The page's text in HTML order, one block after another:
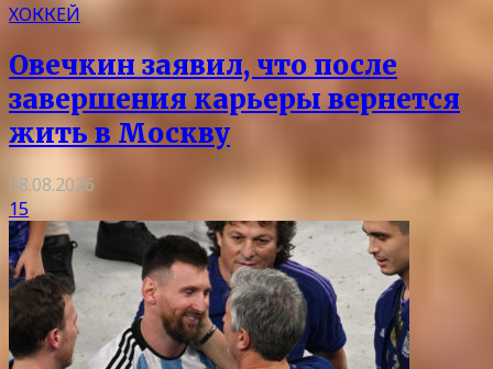
ХОККЕЙ
Овечкин заявил, что после
завершения карьеры вернется
жить в Москву
08.08.2026
15